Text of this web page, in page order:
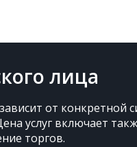
лица
от конкретной
услуг включает
торгов.